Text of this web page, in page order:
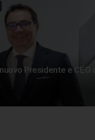
Presidente e CEO di